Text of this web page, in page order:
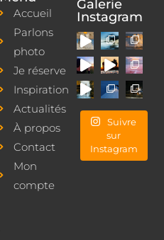
Accueil
Parlons
photo
Je réserve
Inspiration
Actualités
À propos
Contact
Mon
compte
Galerie
Instagram
Suivre
sur
Instagram